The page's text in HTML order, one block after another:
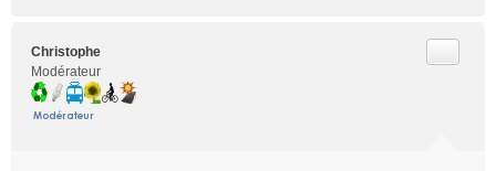
Christophe
Modérateur